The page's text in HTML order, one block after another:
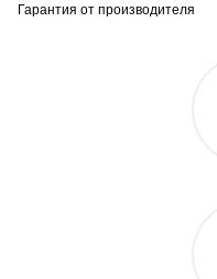
Гарантия от производителя